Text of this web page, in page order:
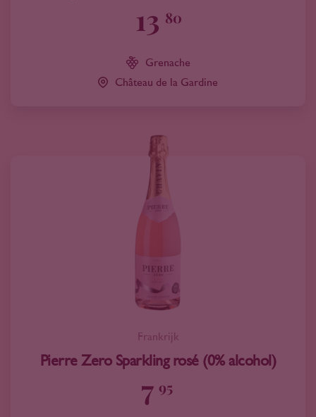
13 80
Grenache
Château de la Gardine
Frankrijk
Pierre Zero Sparkling rosé (0% alcohol)
7 95